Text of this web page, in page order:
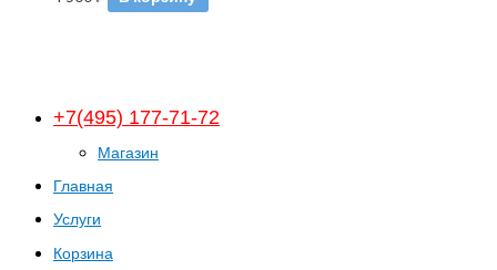
+7(495) 177-71-72
Магазин
Главная
Услуги
Корзина